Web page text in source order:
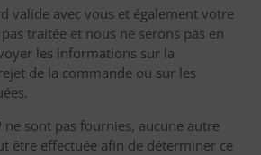
valide avec vous et également votre
traitée et nous ne serons pas en
les informations sur la
de la commande ou sur les
ne sont pas fournies, aucune autre
être effectuée afin de déterminer ce